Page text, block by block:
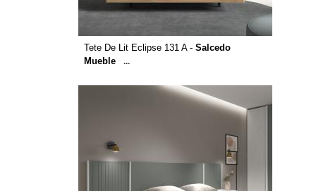
Tete De Lit Eclipse 131 A - Salcedo
Mueble
...